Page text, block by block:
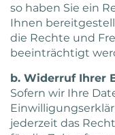
so haben Sie ein
Ihnen
die Rechte und
beeinträchtigt
b. Widerruf Ihrer
Sofern wir Ihre
jederzeit das